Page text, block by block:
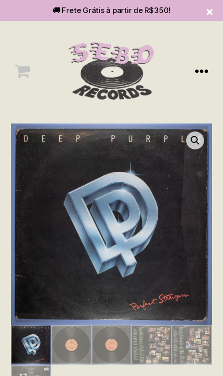
🚚 Frete Grátis à partir de R$350!